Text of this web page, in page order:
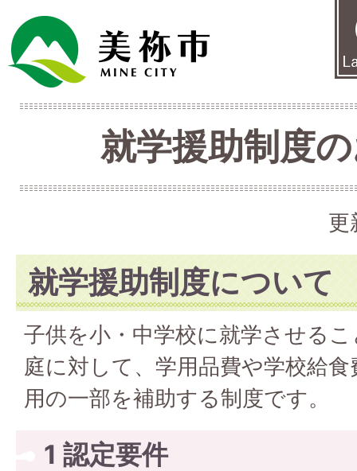
就学援助制度
更
就学援助制度について
子供を小・中学校に就学させる
庭に対して、学用品費や学校給
用の一部を補助する制度です。
1 認定要件